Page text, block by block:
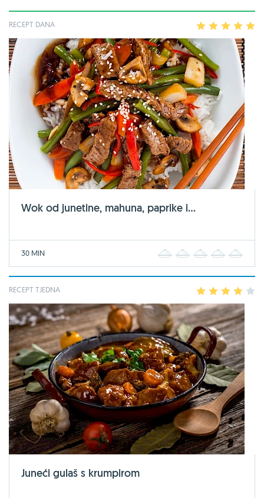
RECEPT DANA 2 3 4
Wok od junetine, mahuna, paprike i...
30 MIN 2 3 4
RECEPT TJEDNA 2 3 4
Juneći gulaš s krumpirom